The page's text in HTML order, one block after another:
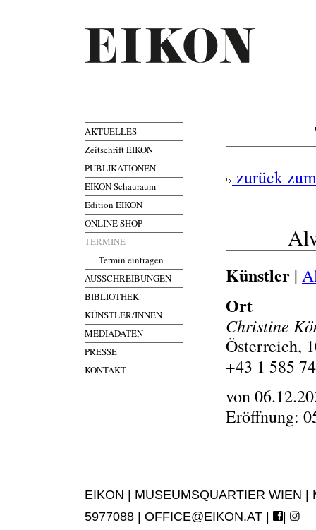
AKTUELLES
Zeitschrift EIKON
PUBLIKATIONEN
EIKON Schauraum
Edition EIKON
ONLINE SHOP
TERMINE
Termin eintragen
AUSSCHREIBUNGEN
BIBLIOTHEK
KÜNSTLER/INNEN
MEDIADATEN
PRESSE
KONTAKT
zurück
Künstler |
Ort
Christine
Österreich,
+43 1 585
von
Eröffnung:
EIKON | MUSEUMSQUARTIER WIEN
5977088 | OFFICE@EIKON.AT | |